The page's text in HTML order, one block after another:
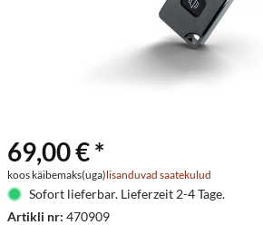
69,00 € *
koos käibemaks(uga)lisanduvad saatekulud
Sofort lieferbar. Lieferzeit 2-4 Tage.
Artikli nr: 470909